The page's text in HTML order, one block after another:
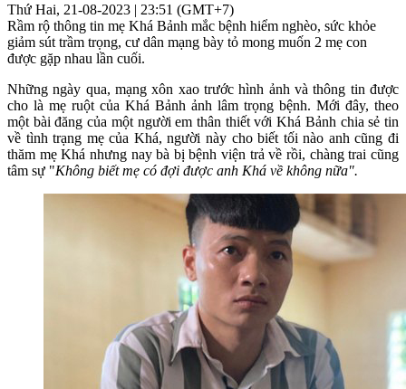
Thứ Hai, 21-08-2023 | 23:51 (GMT+7)
Rầm rộ thông tin mẹ Khá Bảnh mắc bệnh hiểm nghèo, sức khỏe
giảm sút trầm trọng, cư dân mạng bày tỏ mong muốn 2 mẹ con
được gặp nhau lần cuối.
Những ngày qua, mạng xôn xao trước hình ảnh và thông tin được
cho là mẹ ruột của Khá Bảnh ảnh lâm trọng bệnh. Mới đây, theo
một bài đăng của một người em thân thiết với Khá Bảnh chia sẻ tin
về tình trạng mẹ của Khá, người này cho biết tối nào anh cũng đi
thăm mẹ Khá nhưng nay bà bị bệnh viện trả về rồi, chàng trai cũng
tâm sự "Không biết mẹ có đợi được anh Khá về không nữa".